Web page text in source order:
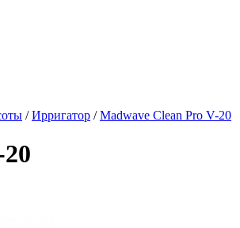
/Ирригатор /Madwave Clean Pro V-20